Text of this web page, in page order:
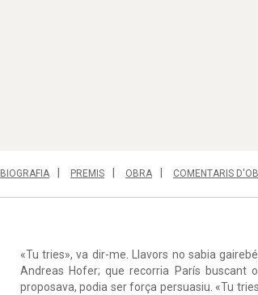
BIOGRAFIA PREMIS OBRA COMENTARIS
«Tu tries», va dir-me. Llavors no sabia
Andreas Hofer; que recorria París buscant
proposava, podia ser força persuasiu. «Tu